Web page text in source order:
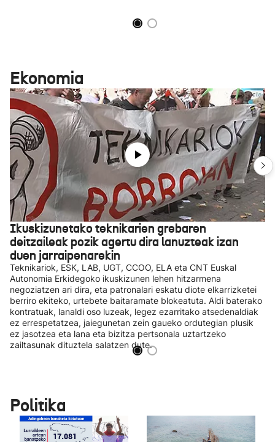
Ekonomia
Ikuskizunetako teknikarien grebaren
deitzaileak pozik agertu dira lanuzteak izan
duen jarraipenarekin
Teknikariok, ESK, LAB, UGT, CCOO, ELA eta CNT Euskal
Autonomia Erkidegoko ikuskizunen lehen hitzarmena
negoziatzen ari dira, eta patronalari eskatu diote elkarrizketei
berriro ekiteko, urtebete baitaramate blokeatuta. Aldi baterako
kontratuak, lanaldi oso luzeak, legez ezarritako atsedenaldiak
ez errespetatzea, jaiegunetan zein gaueko ordutegian plusik
ez jasotzea eta lana eta bizitza pertsonala uztartzeko
zailtasunak dituztela salatzen dute.
Politika